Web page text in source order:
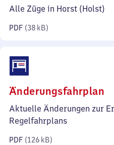
38
Alle Züge in Horst (Holst)
PDF (38 kB)
Änderungsfahrplan
Aktuelle Änderungen zur
Regelfahrplans
PDF (126 kB)